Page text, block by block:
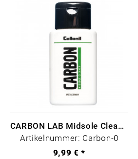
CARBON LAB Midsole Cleaner
Artikelnummer: Carbon-0
9,99 € *